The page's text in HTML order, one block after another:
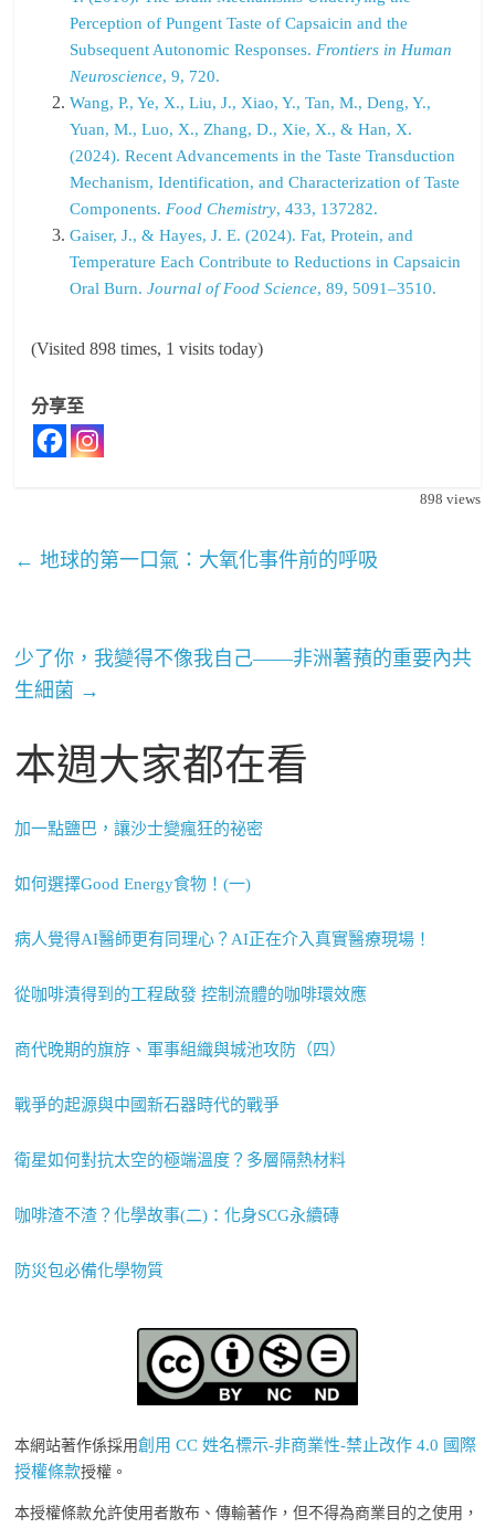
Perception of Pungent Taste of Capsaicin and the
Subsequent Autonomic Responses. Frontiers in Human
Neuroscience, 9, 720.
Wang, P., Ye, X., Liu, J., Xiao, Y., Tan, M., Deng, Y.,
Yuan, M., Luo, X., Zhang, D., Xie, X., & Han, X.
(2024). Recent Advancements in the Taste Transduction
Mechanism, Identification, and Characterization of Taste
Components. Food Chemistry, 433, 137282.
Gaiser, J., & Hayes, J. E. (2024). Fat, Protein, and
Temperature Each Contribute to Reductions in Capsaicin
Oral Burn.Journal of Food Science, 89, 5091–3510.
(Visited 898 times, 1 visits today)
分享至
898 views
← 地球的第一口氣：大氧化事件前的呼吸
少了你，我變得不像我自己——非洲薯蕷的重要內共
生細菌 →
本週大家都在看
加一點鹽巴，讓沙士變瘋狂的祕密
如何選擇Good Energy食物！(一)
病人覺得AI醫師更有同理心？AI正在介入真實醫療現場！
從咖啡漬得到的工程啟發 控制流體的咖啡環效應
商代晚期的旗斿、軍事組織與城池攻防（四）
戰爭的起源與中國新石器時代的戰爭
衛星如何對抗太空的極端溫度？多層隔熱材料
咖啡渣不渣？化學故事(二)：化身SCG永續磚
防災包必備化學物質
本網站著作係採用創用 CC 姓名標示-非商業性-禁止改作 4.0 國際
授權條款授權。
本授權條款允許使用者散布、傳輸著作，但不得為商業目的之使用，